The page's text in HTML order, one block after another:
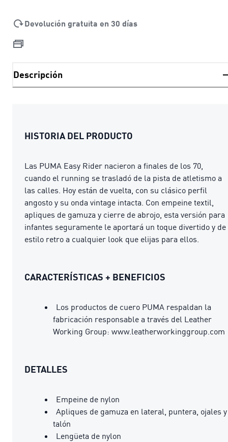
Devolución gratuita en 30 días
Descripción
HISTORIA DEL PRODUCTO
Las PUMA Easy Rider nacieron a finales de los 70,
cuando el running se trasladó de la pista de atletismo a
las calles. Hoy están de vuelta, con su clásico perfil
angosto y su onda vintage intacta. Con empeine textil,
apliques de gamuza y cierre de abrojo, esta versión para
infantes seguramente le aportará un toque divertido y de
estilo retro a cualquier look que elijas para ellos.
CARACTERÍSTICAS + BENEFICIOS
Los productos de cuero PUMA respaldan la
fabricación responsable a través del Leather
Working Group: www.leatherworkinggroup.com
DETALLES
Empeine de nylon
Apliques de gamuza en lateral, puntera, ojales y
talón
Lengüeta de nylon